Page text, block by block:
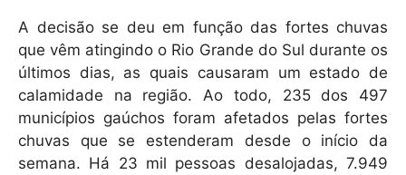
A decisão se deu em função das fortes chuvas
que vêm atingindo o Rio Grande do Sul durante os
últimos dias, as quais causaram um estado de
calamidade na região. Ao todo, 235 dos 497
municípios gaúchos foram afetados pelas fortes
chuvas que se estenderam desde o início da
semana. Há 23 mil pessoas desalojadas, 7.949